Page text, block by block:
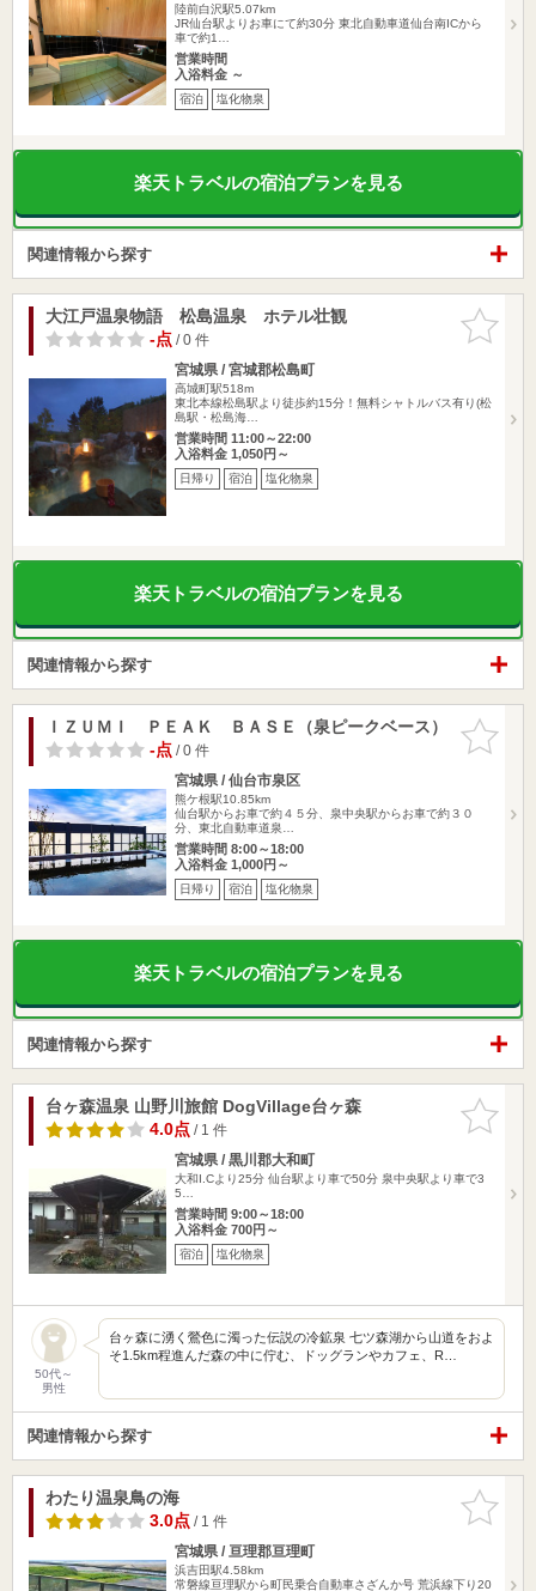
陸前白沢駅5.07km
JR仙台駅よりお車にて約30分 東北自動車道仙台南ICから
車で約1…
営業時間
入浴料金 ～
宿泊 塩化物泉
楽天トラベルの宿泊プランを見る
関連情報から探す
お気に入
りに追加
大江戸温泉物語 松島温泉 ホテル壮観
-点/ 0 件
宮城県 / 宮城郡松島町
高城町駅518m
東北本線松島駅より徒歩約15分！無料シャトルバス有り(松
島駅・松島海…
営業時間 11:00～22:00
入浴料金 1,050円～
日帰り 宿泊 塩化物泉
楽天トラベルの宿泊プランを見る
関連情報から探す
お気に入
りに追加
ＩＺＵＭＩ ＰＥＡＫ ＢＡＳＥ（泉ピークベース）
-点/ 0 件
宮城県 / 仙台市泉区
熊ケ根駅10.85km
仙台駅からお車で約４５分、泉中央駅からお車で約３０
分、東北自動車道泉…
営業時間 8:00～18:00
入浴料金 1,000円～
日帰り 宿泊 塩化物泉
楽天トラベルの宿泊プランを見る
関連情報から探す
お気に入
りに追加
台ヶ森温泉 山野川旅館 DogVillage台ヶ森
4.0点/ 1 件
宮城県 / 黒川郡大和町
大和I.Cより25分 仙台駅より車で50分 泉中央駅より車で3
5…
営業時間 9:00～18:00
入浴料金 700円～
宿泊 塩化物泉
50代～
男性
台ヶ森に湧く鶯色に濁った伝説の冷鉱泉 七ツ森湖から山道をおよ
そ1.5km程進んだ森の中に佇む、ドッグランやカフェ、R…
関連情報から探す
お気に入
りに追加
わたり温泉鳥の海
3.0点/ 1 件
宮城県 / 亘理郡亘理町
浜吉田駅4.58km
常磐線亘理駅から町民乗合自動車さざんか号 荒浜線下り20